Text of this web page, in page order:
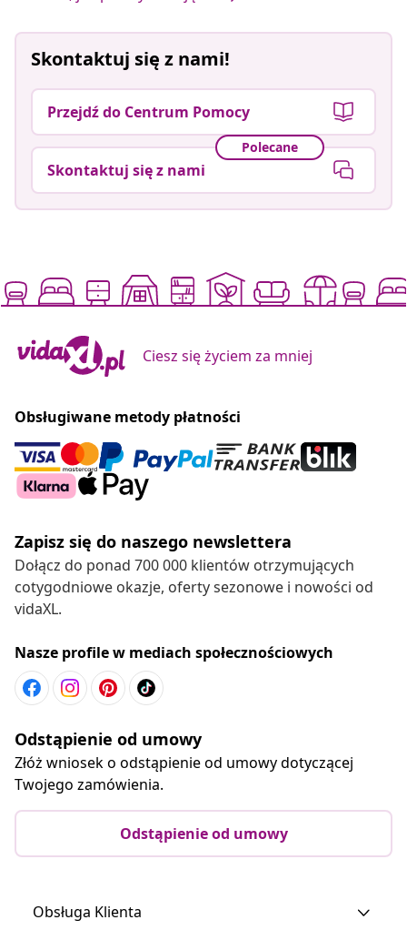
Skontaktuj się z nami!
Przejdź do Centrum Pomocy
Polecane
Skontaktuj się z nami
Ciesz się życiem za mniej
Obsługiwane metody płatności
Zapisz się do naszego newslettera
Dołącz do ponad 700 000 klientów otrzymujących
cotygodniowe okazje, oferty sezonowe i nowości od
vidaXL.
Nasze profile w mediach społecznościowych
Odstąpienie od umowy
Złóż wniosek o odstąpienie od umowy dotyczącej
Twojego zamówienia.
Odstąpienie od umowy
Obsługa Klienta